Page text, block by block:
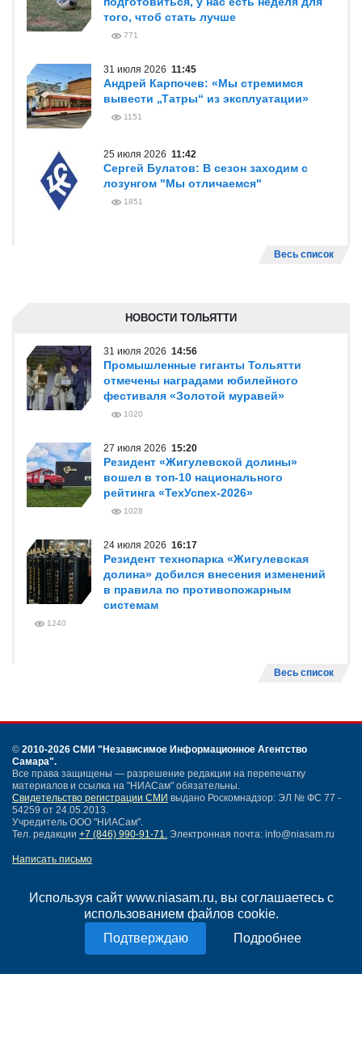
Используя сайт www.niasam.ru, вы соглашаетесь с
использованием файлов cookie.
Подробнее
того, чтоб стать лучше
771
31 июля 2026 11:45
Андрей Карпочев: «Мы стремимся
вывести „Татры“ из эксплуатации»
1151
25 июля 2026 11:42
Сергей Булатов: В сезон заходим с
лозунгом "Мы отличаемся"
1851
Весь список
НОВОСТИ ТОЛЬЯТТИ
31 июля 2026 14:56
Промышленные гиганты Тольятти
отмечены наградами юбилейного
фестиваля «Золотой муравей»
1020
27 июля 2026 15:20
Резидент «Жигулевской долины»
вошел в топ-10 национального
рейтинга «ТехУспех-2026»
1028
24 июля 2026 16:17
Резидент технопарка «Жигулевская
долина» добился внесения изменений
в правила по противопожарным
системам
1240
Весь список
© 2010-2026 СМИ "Независимое Информационное Агентство
Самара".
Все права защищены — разрешение редакции на перепечатку
материалов и ссылка на "НИАСам" обязательны.
Свидетельство регистрации СМИ выдано Роскомнадзор: ЭЛ № ФС 77 -
54259 от 24.05.2013.
Учредитель ООО "НИАСам".
Тел. редакции +7 (846) 990-91-71. Электронная почта: info@niasam.ru
Написать письмо
Нашли ошибку?
Политика конфиденциальности
Согласие на обработку персональных данных